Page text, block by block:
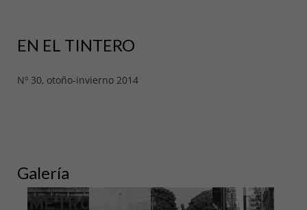
EN EL TINTERO
Nº 30, otoño-invierno 2014
Galería